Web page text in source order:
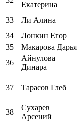
Екатерина
33 Ли Алина
34
Лонкин Егор
35
Макарова Дарья
36
Айнулова
Динара
37 Тарасов Глеб
38
Сухарев
Арсений